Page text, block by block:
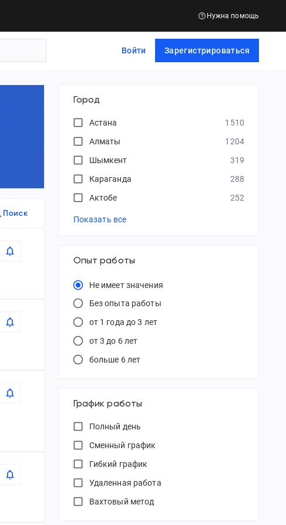
Нужна помощь
Войти Зарегистрироваться
Поиск
Город
Астана
1510
Алматы
1204
Шымкент
319
Караганда
288
Актобе
252
Показать все
Опыт работы
Не имеет значения
Без опыта работы
от 1 года до 3 лет
от 3 до 6 лет
больше 6 лет
График работы
Полный день
Сменный график
Гибкий график
Удаленная работа
Вахтовый метод